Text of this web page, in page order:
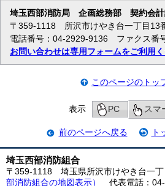
埼玉西部消防局 企画総務部 契約会
〒359-1118 所沢市けやき台一丁目13
電話番号：04-2929-9136 ファクス番
お問い合わせは専用フォームをご利用く
このページのトッ
表示 PC スマ
前のページへ戻る ト
埼玉西部消防組合
〒359-1118 埼玉県所沢市けやき台一
部消防組合の地図表示）
代表電話：